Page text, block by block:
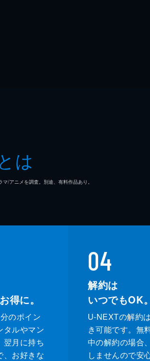
とは
/アニメを調査。別途、有料作品あり。
得に。
のポイン
タルやマン
翌月に持ち
、お好きな
04
解約は
いつでもOK。
U-NEXTの解約
き可能です。無
中の解約の場合
しませんので安